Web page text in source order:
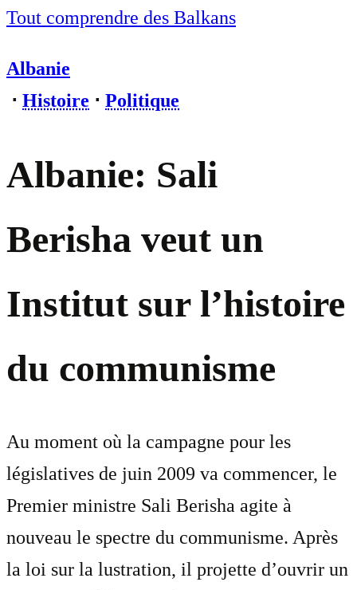
Tout comprendre des Balkans
Albanie
⋅ Histoire ⋅ Politique
Albanie: Sali
Berisha veut un
Institut sur l’histoire
du communisme
Au moment où la campagne pour les
législatives de juin 2009 va commencer, le
Premier ministre Sali Berisha agite à
nouveau le spectre du communisme. Après
la loi sur la lustration, il projette d’ouvrir un